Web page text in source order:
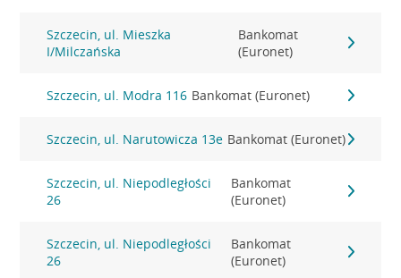
Szczecin, ul. Mieszka
I/Milczańska
Bankomat
(Euronet)
Szczecin, ul. Modra 116 Bankomat (Euronet)
Szczecin, ul. Narutowicza 13e Bankomat (Euronet)
Szczecin, ul. Niepodległości
26
Bankomat
(Euronet)
Szczecin, ul. Niepodległości
26
Bankomat
(Euronet)